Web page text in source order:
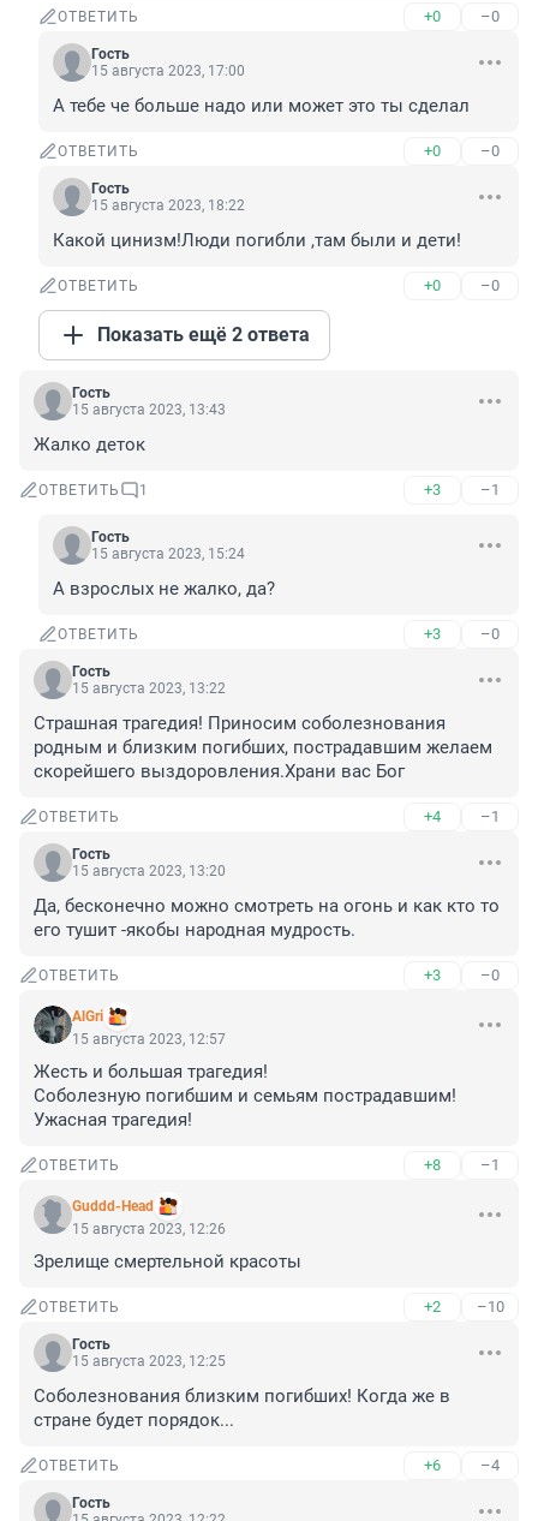
ОТВЕТИТЬ +0 –0
Гость
15 августа 2023, 17:00
А тебе че больше надо или может это ты сделал
ОТВЕТИТЬ +0 –0
Гость
15 августа 2023, 18:22
Какой цинизм!Люди погибли ,там были и дети!
ОТВЕТИТЬ +0 –0
Показать ещё 2 ответа
Гость
15 августа 2023, 13:43
Жалко деток
ОТВЕТИТЬ 1 +3 –1
Гость
15 августа 2023, 15:24
А взрослых не жалко, да?
ОТВЕТИТЬ +3 –0
Гость
15 августа 2023, 13:22
Страшная трагедия! Приносим соболезнования
родным и близким погибших, пострадавшим желаем
скорейшего выздоровления.Храни вас Бог
ОТВЕТИТЬ +4 –1
Гость
15 августа 2023, 13:20
Да, бесконечно можно смотреть на огонь и как кто то
его тушит -якобы народная мудрость.
ОТВЕТИТЬ +3 –0
AlGri
15 августа 2023, 12:57
Жесть и большая трагедия!
Соболезную погибшим и семьям пострадавшим!
Ужасная трагедия!
ОТВЕТИТЬ +8 –1
Guddd-Head
15 августа 2023, 12:26
Зрелище смертельной красоты
ОТВЕТИТЬ +2 –10
Гость
15 августа 2023, 12:25
Соболезнования близким погибших! Когда же в
стране будет порядок...
ОТВЕТИТЬ +6 –4
Гость